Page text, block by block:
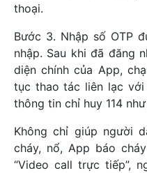
thoại.
Bước 3. Nhập số OTP
nhập. Sau khi đã đăng
diện chính của App,
tục thao tác liên lạc với
thông tin chỉ huy 114
Không chỉ giúp người
cháy, nổ, App báo
“Video call trực tiếp”,